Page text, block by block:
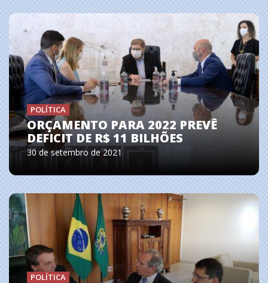
POLÍTICA
ORÇAMENTO PARA 2022 PREVÊ
DEFICIT DE R$ 11 BILHÕES
30 de setembro de 2021
POLÍTICA